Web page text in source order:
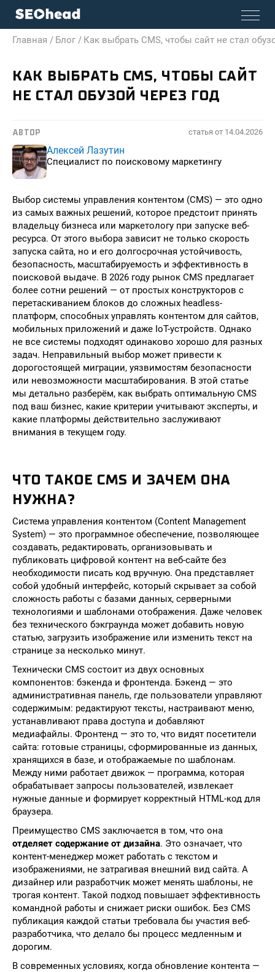
Главная / Блог / Как выбрать CMS, чтобы сайт не стал
КАК ВЫБРАТЬ CMS, ЧТОБЫ САЙТ
НЕ СТАЛ ОБУЗОЙ ЧЕРЕЗ ГОД
АВТОР статья от 14.04.2026
Алексей Лазутин
Специалист по поисковому маркетингу
Выбор системы управления контентом (CMS) — это одно
из самых важных решений, которое предстоит принять
владельцу бизнеса или маркетологу при запуске веб-
ресурса. От этого выбора зависит не только скорость
запуска сайта, но и его долгосрочная устойчивость,
безопасность, масштабируемость и эффективность в
поисковой выдаче. В 2026 году рынок CMS предлагает
более сотни решений — от простых конструкторов с
перетаскиванием блоков до сложных headless-
платформ, способных управлять контентом для сайтов,
мобильных приложений и даже IoT-устройств. Однако
не все системы подходят одинаково хорошо для разных
задач. Неправильный выбор может привести к
дорогостоящей миграции, уязвимостям безопасности
или невозможности масштабирования. В этой статье
мы детально разберём, как выбрать оптимальную CMS
под ваш бизнес, какие критерии учитывают эксперты, и
какие платформы действительно заслуживают
внимания в текущем году.
ЧТО ТАКОЕ CMS И ЗАЧЕМ ОНА
НУЖНА?
Система управления контентом (Content Management
System) — это программное обеспечение, позволяющее
создавать, редактировать, организовывать и
публиковать цифровой контент на веб-сайте без
необходимости писать код вручную. Она представляет
собой удобный интерфейс, который скрывает за собой
сложность работы с базами данных, серверными
технологиями и шаблонами отображения. Даже человек
без технического бэкграунда может добавить новую
статью, загрузить изображение или изменить текст на
странице за несколько минут.
Технически CMS состоит из двух основных
компонентов: бэкенда и фронтенда. Бэкенд — это
административная панель, где пользователи управляют
содержимым: редактируют тексты, настраивают меню,
устанавливают права доступа и добавляют
медиафайлы. Фронтенд — это то, что видят посетители
сайта: готовые страницы, сформированные из данных,
хранящихся в базе, и отображаемые по шаблонам.
Между ними работает движок — программа, которая
обрабатывает запросы пользователей, извлекает
нужные данные и формирует корректный HTML-код для
браузера.
Преимущество CMS заключается в том, что она
отделяет содержание от дизайна. Это означает, что
контент-менеджер может работать с текстом и
изображениями, не затрагивая внешний вид сайта. А
дизайнер или разработчик может менять шаблоны, не
трогая контент. Такой подход повышает эффективность
командной работы и снижает риски ошибок. Без CMS
публикация каждой статьи требовала бы участия веб-
разработчика, что делало бы процесс медленным и
дорогим.
В современных условиях, когда обновление контента —